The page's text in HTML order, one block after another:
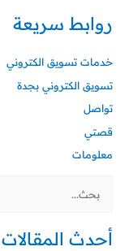
روابط سريعة
خدمات تسويق الكتروني
تسويق الكتروني بجدة
تواصل
قصتي
معلومات
أحدث المقالات